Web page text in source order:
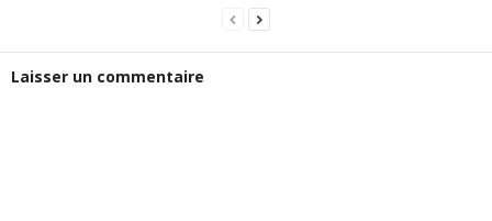
Laisser un commentaire